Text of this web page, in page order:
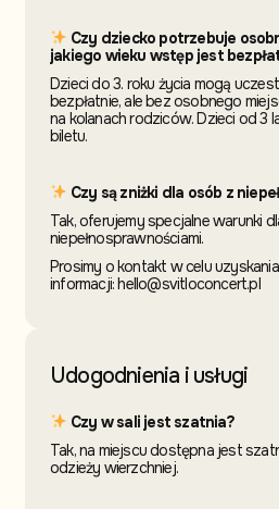
Czy dziecko potrzebuje
jakiego wieku wstęp jest
Dzieci do 3. roku życia mogą
bezpłatnie, ale bez osobnego
na kolanach rodziców. Dzieci od
biletu.
Czy są zniżki dla osób z
Tak, oferujemy specjalne warunki
niepełnosprawnościami.
Prosimy o kontakt w celu
informacji: hello@svitloconcert.pl
Udogodnienia i usługi
Czy w sali jest szatnia?
Tak, na miejscu dostępna jest
odzieży wierzchniej.